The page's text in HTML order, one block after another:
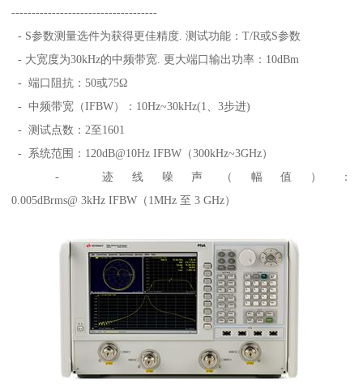
------------------------------------
- S参数测量选件为获得更佳精度. 测试功能：T/R或S参数
- 大宽度为30kHz的中频带宽. 更大端口输出功率：10dBm
- 端口阻抗：50或75Ω
- 中频带宽（IFBW）：10Hz~30kHz(1、3步进)
- 测试点数：2至1601
- 系统范围：120dB@10Hz IFBW（300kHz~3GHz）
- 迹线噪声（幅值）：
0.005dBrms@ 3kHz IFBW（1MHz 至 3 GHz）